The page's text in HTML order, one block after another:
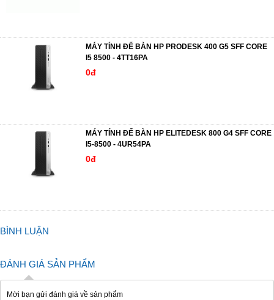
MÁY TÍNH ĐỂ BÀN HP PRODESK 400 G5 SFF CORE
I5 8500 - 4TT16PA
0đ
MÁY TÍNH ĐỂ BÀN HP ELITEDESK 800 G4 SFF CORE
I5-8500 - 4UR54PA
0đ
BÌNH LUẬN
ĐÁNH GIÁ SẢN PHẨM
Mời bạn gửi đánh giá về sản phẩm